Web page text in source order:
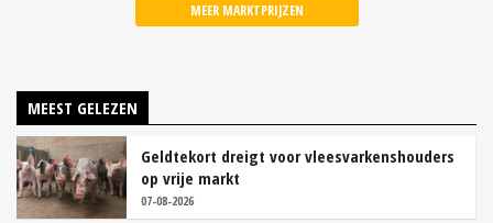
MEER MARKTPRIJZEN
MEEST GELEZEN
Geldtekort dreigt voor vleesvarkenshouders
op vrije markt
07-08-2026